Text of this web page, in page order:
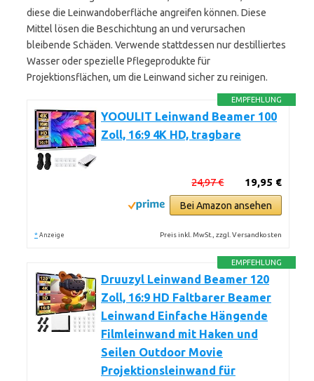
diese die Leinwandoberfläche angreifen können. Diese
Mittel lösen die Beschichtung an und verursachen
bleibende Schäden. Verwende stattdessen nur destilliertes
Wasser oder spezielle Pflegeprodukte für
Projektionsflächen, um die Leinwand sicher zu reinigen.
EMPFEHLUNG
YOOULIT Leinwand Beamer 100
Zoll, 16:9 4K HD, tragbare
19,95 €
24,97 €
Bei Amazon ansehen
* Anzeige Preis inkl. MwSt., zzgl. Versandkosten
EMPFEHLUNG
Druuzyl Leinwand Beamer 120
Zoll, 16:9 HD Faltbarer Beamer
Leinwand Einfache Hängende
Filmleinwand mit Haken und
Seilen Outdoor Movie
Projektionsleinwand für